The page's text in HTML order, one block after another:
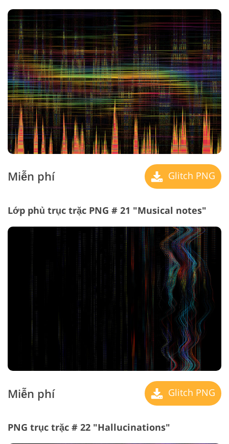
Miễn phí Glitch PNG
Lớp phủ trục trặc PNG # 21 "Musical notes"
Miễn phí Glitch PNG
PNG trục trặc # 22 "Hallucinations"